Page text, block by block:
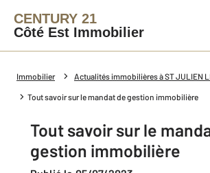
CENTURY 21
Côté Est Immobilier
Immobilier Actualités immobilières à ST JULIEN
Tout savoir sur le mandat de gestion immobilière
Tout savoir sur le
gestion immobilière